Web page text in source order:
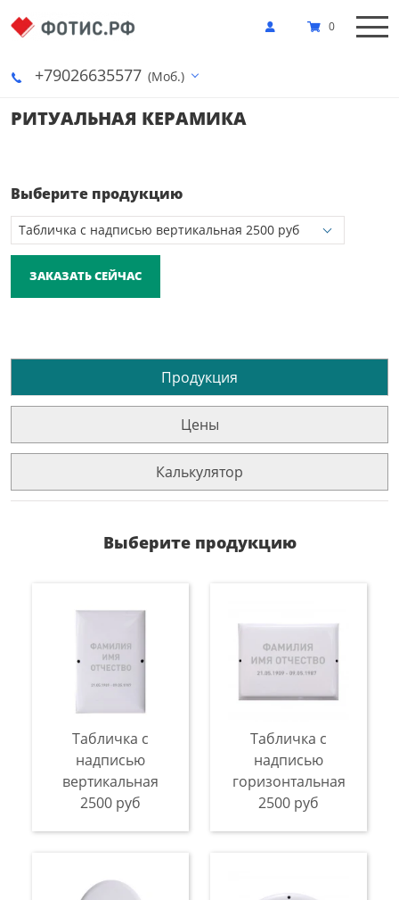
+79026635577 (Моб.)
0
РИТУАЛЬНАЯ КЕРАМИКА
Выберите продукцию
ЗАКАЗАТЬ СЕЙЧАС
Продукция
Цены
Калькулятор
Выберите продукцию
Табличка с
надписью
вертикальная
2500 руб
Табличка с
надписью
горизонтальная
2500 руб